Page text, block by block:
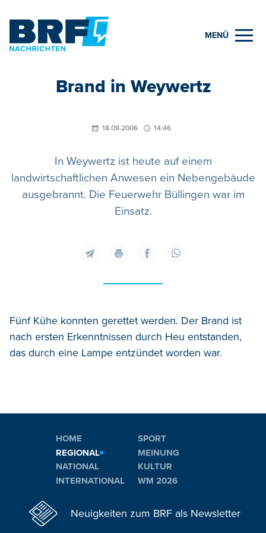
MENÜ
Brand in Weywertz
18.09.2006 14:46
In Weywertz ist heute auf einem
landwirtschaftlichen Anwesen ein Nebengebäude
ausgebrannt. Die Feuerwehr Büllingen war im
Einsatz.
Fünf Kühe konnten gerettet werden. Der Brand ist
nach ersten Erkenntnissen durch Heu entstanden,
das durch eine Lampe entzündet worden war.
HOME
REGIONAL
NATIONAL
INTERNATIONAL
SPORT
MEINUNG
KULTUR
WM 2026
Neuigkeiten zum BRF als Newsletter